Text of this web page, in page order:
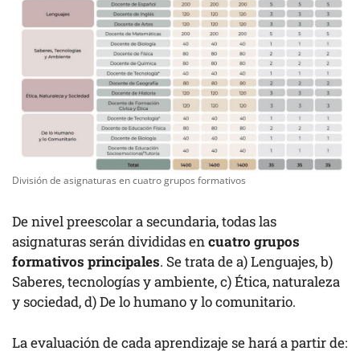
División de asignaturas en cuatro grupos formativos
De nivel preescolar a secundaria, todas las
asignaturas serán divididas encuatro grupos
formativos principales. Se trata de a) Lenguajes, b)
Saberes, tecnologías y ambiente, c) Ética, naturaleza
y sociedad, d) De lo humano y lo comunitario.
La evaluación de cada aprendizaje se hará a partir de: